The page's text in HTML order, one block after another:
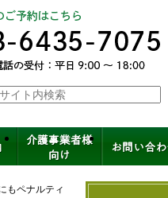
ーマンスキルコンサルティン
の人材育成、コンサル、
もペナルティ